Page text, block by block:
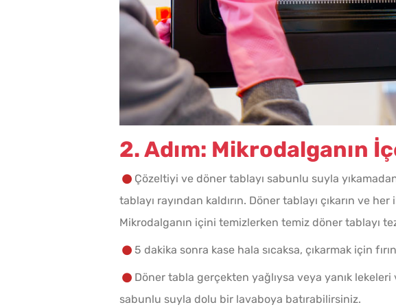
2. Adım: Mikrodalganın
Çözeltiyi ve döner tablayı sabunlu suyla
tablayı rayından kaldırın. Döner tablayı çıkarın ve
Mikrodalganın içini temizlerken temiz döner tablayı
5 dakika sonra kase hala sıcaksa, çıkarmak için
Döner tabla gerçekten yağlıysa veya yanık
sabunlu suyla dolu bir lavaboya batırabilirsiniz.